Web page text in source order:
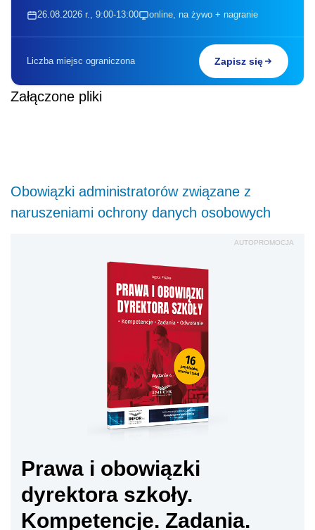
26.08.2026 r., 9:00-13:00 online, na żywo + nagranie
Liczba miejsc ograniczona Zapisz się
Załączone pliki
Obowiązki administratorów związane z
naruszeniami ochrony danych osobowych
AUTOPROMOCJA
Prawa i obowiązki
dyrektora szkoły.
Kompetencje. Zadania.